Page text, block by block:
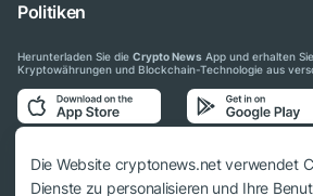
Politiken
Herunterladen Sie die Crypto News App und erhalten
Kryptowährungen und Blockchain-Technologie aus
Folgen Sie uns auf den sozialen Medien
Die Website cryptonews.net verwendet
Dienste zu personalisieren und Ihre